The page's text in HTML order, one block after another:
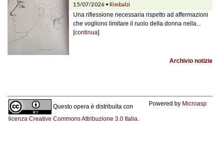
15/07/2026 • Rimbalzi
Una riflessione necessaria rispetto ad affermazioni
che vogliono limitare il ruolo della donna nella...
[continua]
Archivio notizie
Questo opera è distribuita con
licenza Creative Commons Attribuzione 3.0 Italia.
Powered by Microasp